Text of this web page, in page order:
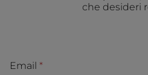
che desideri
Email